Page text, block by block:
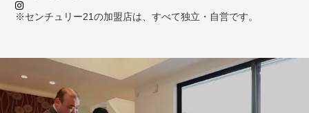
※センチュリー21の加盟店は、すべて独立・自営です。